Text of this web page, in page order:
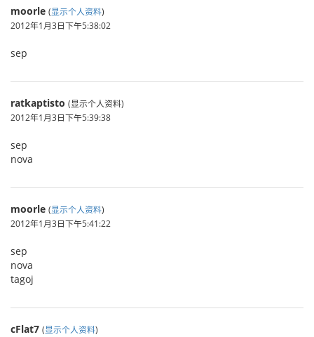
moorle (显示个人资料)
2012年1月3日下午5:38:02
sep
ratkaptisto (显示个人资料)
2012年1月3日下午5:39:38
sep
nova
moorle (显示个人资料)
2012年1月3日下午5:41:22
sep
nova
tagoj
cFlat7 (显示个人资料)